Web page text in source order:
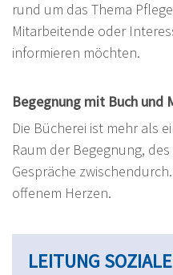
rund um das Thema
Mitarbeitende oder
informieren möchten.
Begegnung mit Buch und
Die Bücherei ist mehr als
Raum der Begegnung,
Gespräche
offenem Herzen.
LEITUNG